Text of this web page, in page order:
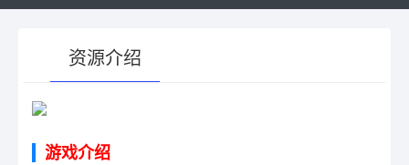
资源介绍
游戏介绍